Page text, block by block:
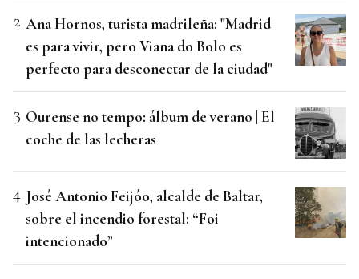
Ana Hornos, turista madrileña: "Madrid
es para vivir, pero Viana do Bolo es
perfecto para desconectar de la ciudad"
Ourense no tempo: álbum de verano | El
coche de las lecheras
José Antonio Feijóo, alcalde de Baltar,
sobre el incendio forestal: “Foi
intencionado”